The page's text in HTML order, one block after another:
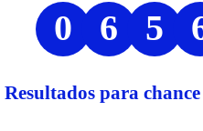
0 6 5
Resultados para chance